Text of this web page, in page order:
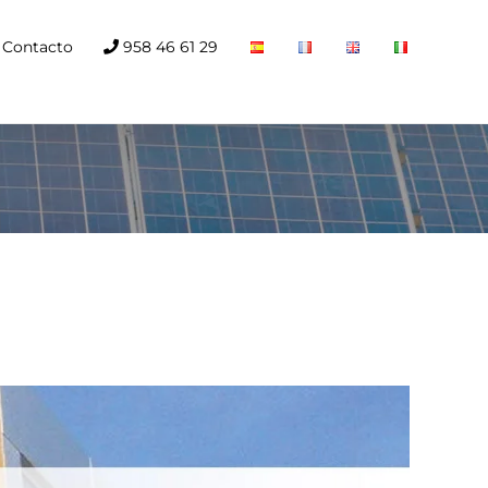
Contacto 958 46 61 29